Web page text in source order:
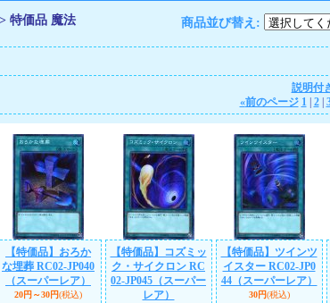
特価品 魔法 商品並び替え :
説明付
«前のページ 1| 2|
【特価品】おろか
な埋葬 RC02-JP040
（スーパーレア）
20円～30円(税込)
【特価品】コズミッ
ク・サイクロン RC
02-JP045（スーパー
レア）
【特価品】ツインツ
イスター RC02-JP0
44（スーパーレア）
30円(税込)